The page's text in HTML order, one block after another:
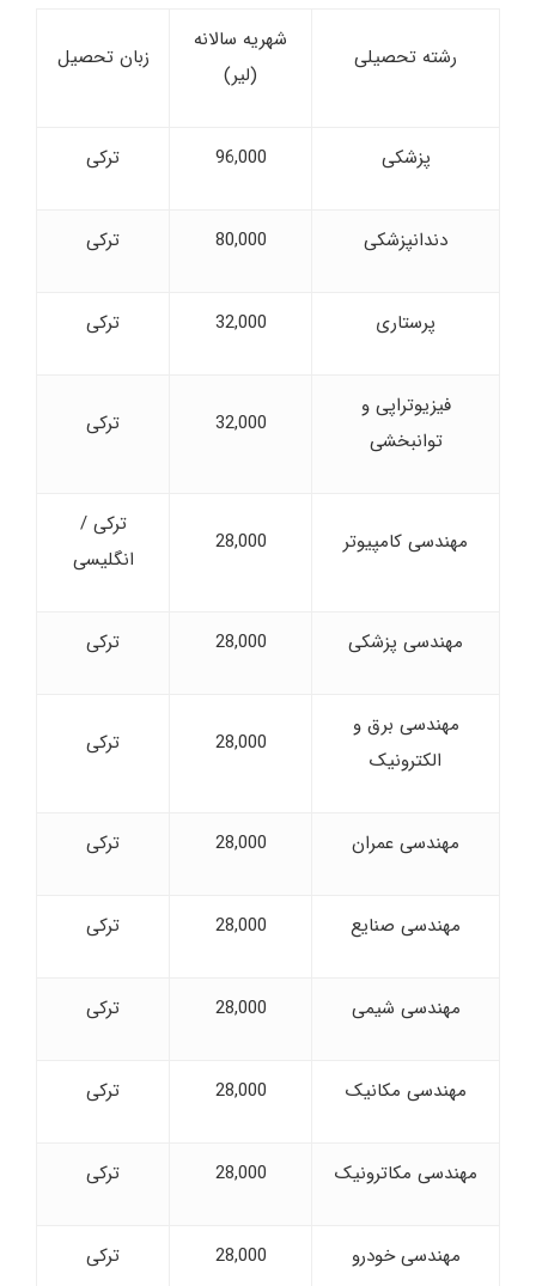
رشته تحصیلی
شهریه سالانه
(لیر)
زبان تحصیل
پزشکی 96,000 ترکی
دندانپزشکی 80,000 ترکی
پرستاری 32,000 ترکی
فیزیوتراپی و
توانبخشی
32,000 ترکی
مهندسی کامپیوتر 28,000
ترکی /
انگلیسی
مهندسی پزشکی 28,000 ترکی
مهندسی برق و
الکترونیک
28,000 ترکی
مهندسی عمران 28,000 ترکی
مهندسی صنایع 28,000 ترکی
مهندسی شیمی 28,000 ترکی
مهندسی مکانیک 28,000 ترکی
مهندسی مکاترونیک 28,000 ترکی
مهندسی خودرو 28,000 ترکی